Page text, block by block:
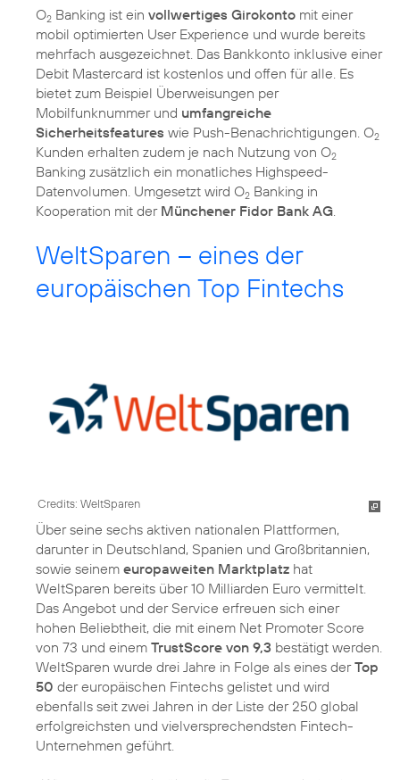
O2 Banking ist ein vollwertiges Girokonto mit einer
mobil optimierten User Experience und wurde bereits
mehrfach ausgezeichnet. Das Bankkonto inklusive einer
Debit Mastercard ist kostenlos und offen für alle. Es
bietet zum Beispiel Überweisungen per
Mobilfunknummer und umfangreiche
Sicherheitsfeatures wie Push-Benachrichtigungen. O2
Kunden erhalten zudem je nach Nutzung von O2
Banking zusätzlich ein monatliches Highspeed-
Datenvolumen. Umgesetzt wird O2 Banking in
Kooperation mit der Münchener Fidor Bank AG.
WeltSparen – eines der
europäischen Top Fintechs
Credits: WeltSparen
Über seine sechs aktiven nationalen Plattformen,
darunter in Deutschland, Spanien und Großbritannien,
sowie seinem europaweiten Marktplatz hat
WeltSparen bereits über 10 Milliarden Euro vermittelt.
Das Angebot und der Service erfreuen sich einer
hohen Beliebtheit, die mit einem Net Promoter Score
von 73 und einem TrustScore von 9,3 bestätigt werden.
WeltSparen wurde drei Jahre in Folge als eines derTop
50 der europäischen Fintechs gelistet und wird
ebenfalls seit zwei Jahren in der Liste der 250 global
erfolgreichsten und vielversprechendsten Fintech-
Unternehmen geführt.